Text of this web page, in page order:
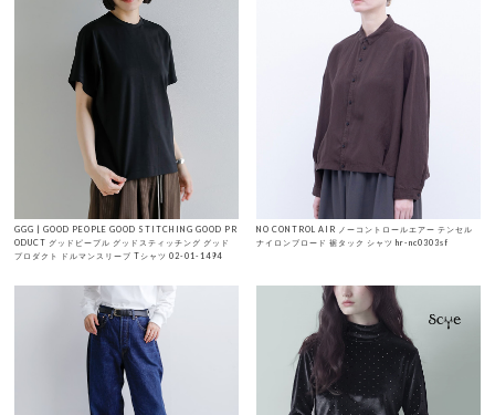
GGG | GOOD PEOPLE GOOD STITCHING GOOD PR
ODUCT グッドピープル グッドスティッチング グッド
プロダクト ドルマンスリーブ Tシャツ 02-01-1494
NO CONTROL AIR ノーコントロールエアー テンセル
ナイロンブロード 裾タック シャツ hr-nc0303sf